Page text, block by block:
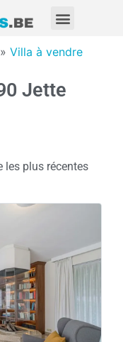
» Villa à vendre
Jette
les plus récentes